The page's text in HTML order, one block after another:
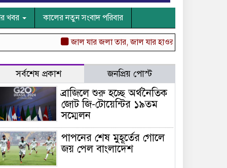
খবর কালের নতুন সংবাদ পরিবার
জাল যার জলা তার, জাল যার হাওর — মোহাম্মদ আমিন উর
সর্বশেষ প্রকাশ জনপ্রিয় পোস্ট
ব্রাজিলে শুরু হচ্ছে অর্থনৈতিক
জোট জি-টোয়েন্টির ১৯তম
সম্মেলন
পাপনের শেষ মুহূর্তের গোলে
জয় পেল বাংলাদেশ